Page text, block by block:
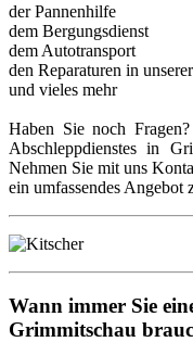
der Pannenhilfe
dem Bergungsdienst
dem Autotransport
den Reparaturen in
und vieles mehr
Haben Sie noch
Abschleppdienstes in
Nehmen Sie mit uns
ein umfassendes Angebot
Wann immer Sie
Grimmitschau